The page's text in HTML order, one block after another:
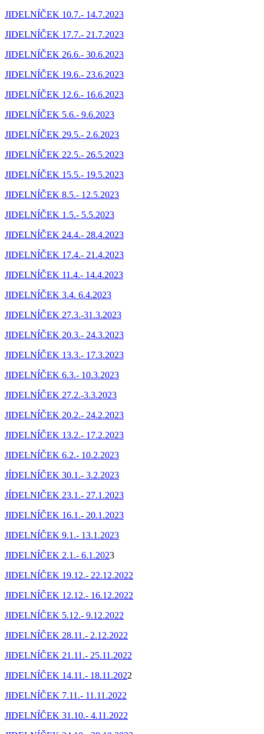
JIDELNÍČEK 10.7.- 14.7.2023
JIDELNÍČEK 17.7.- 21.7.2023
JIDELNÍČEK 26.6.- 30.6.2023
JIDELNÍČEK 19.6.- 23.6.2023
JIDELNÍČEK 12.6.- 16.6.2023
JIDELNÍČEK 5.6.- 9.6.2023
JIDELNÍČEK 29.5.- 2.6.2023
JIDELNÍČEK 22.5.- 26.5.2023
JIDELNÍČEK 15.5.- 19.5.2023
JIDELNÍČEK 8.5.- 12.5.2023
JIDELNÍČEK 1.5.- 5.5.2023
JIDELNÍČEK 24.4.- 28.4.2023
JIDELNÍČEK 17.4.- 21.4.2023
JIDELNÍČEK 11.4.- 14.4.2023
JIDELNÍČEK 3.4. 6.4.2023
JIDELNÍČEK 27.3.-31.3.2023
JIDELNÍČEK 20.3.- 24.3.2023
JIDELNÍČEK 13.3.- 17.3.2023
JIDELNÍČEK 6.3.- 10.3.2023
JIDELNÍČEK 27.2.-3.3.2023
JIDELNÍČEK 20.2.- 24.2.2023
JIDELNÍČEK 13.2.- 17.2.2023
JIDELNÍČEK 6.2.- 10.2.2023
JÍDELNÍČEK 30.1.- 3.2.2023
JÍDELNIČEK 23.1.- 27.1.2023
JIDELNÍČEK 16.1.- 20.1.2023
JIDELNÍČEK 9.1.- 13.1.2023
JIDELNÍČEK 2.1.- 6.1.2023
JIDELNÍČEK 19.12.- 22.12.2022
JIDELNÍČEK 12.12.- 16.12.2022
JIDELNÍČEK 5.12.- 9.12.2022
JIDELNÍČEK 28.11.- 2.12.2022
JIDELNÍČEK 21.11.- 25.11.2022
JIDELNÍČEK 14.11.- 18.11.2022
JIDELNÍČEK 7.11.- 11.11.2022
JIDELNÍČEK 31.10.- 4.11.2022